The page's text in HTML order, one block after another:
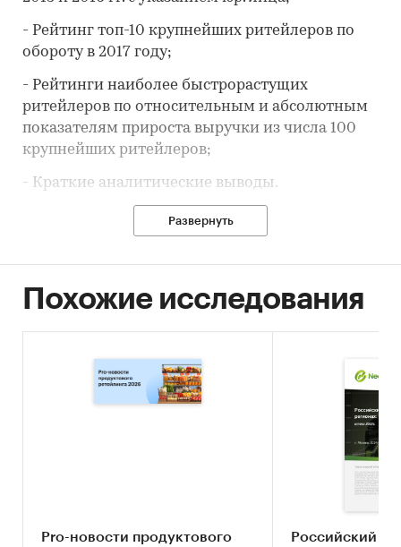
- Рейтинг топ-10 крупнейших ритейлеров по
обороту в 2017 году;
- Рейтинги наиболее быстрорастущих
ритейлеров по относительным и абсолютным
показателям прироста выручки из числа 100
крупнейших ритейлеров;
- Краткие аналитические выводы.
Потребительские товары
Развернуть
Похожие исследования
Pro-новости продуктового
Российский